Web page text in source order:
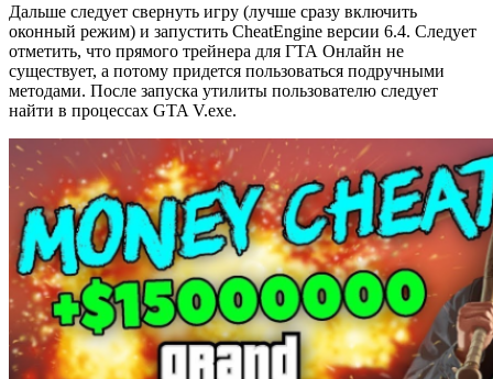
Дальше следует свернуть игру (лучше сразу включить
оконный режим) и запустить CheatEngine версии 6.4. Следует
отметить, что прямого трейнера для ГТА Онлайн не
существует, а потому придется пользоваться подручными
методами. После запуска утилиты пользователю следует
найти в процессах GTA V.exe.